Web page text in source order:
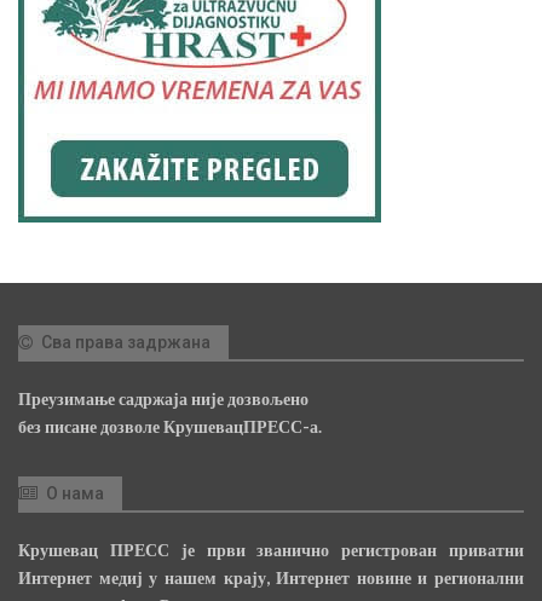
Сва права задржана
Преузимање садржаја није дозвољено
без писане дозволе КрушевацПРЕСС-а.
О нама
Крушевац ПРЕСС је први званично регистрован приватни
Интернет медиј у нашем крају, Интернет новине и регионални